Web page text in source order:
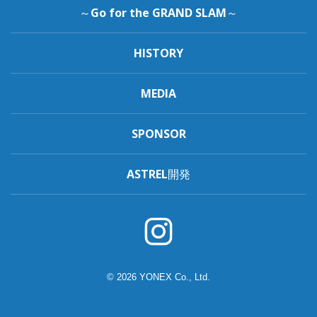
～Go for the GRAND SLAM～
HISTORY
MEDIA
SPONSOR
ASTREL開発
© 2026 YONEX Co., Ltd.